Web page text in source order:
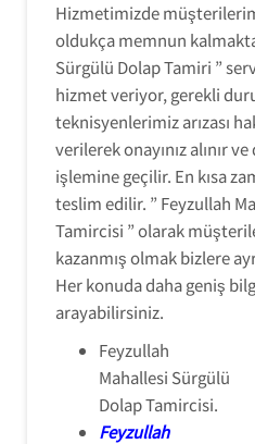
Hizmetimizde
oldukça memnun
Sürgülü Dolap Tamiri ”
hizmet veriyor, gerekli
teknisyenlerimiz arızası
verilerek onayınız alınır
işlemine geçilir. En kısa
teslim edilir. ” Feyzullah
Tamircisi ” olarak
kazanmış olmak bizlere
Her konuda daha geniş
arayabilirsiniz.
Feyzullah
Mahallesi Sürgülü
Dolap Tamircisi.
Feyzullah